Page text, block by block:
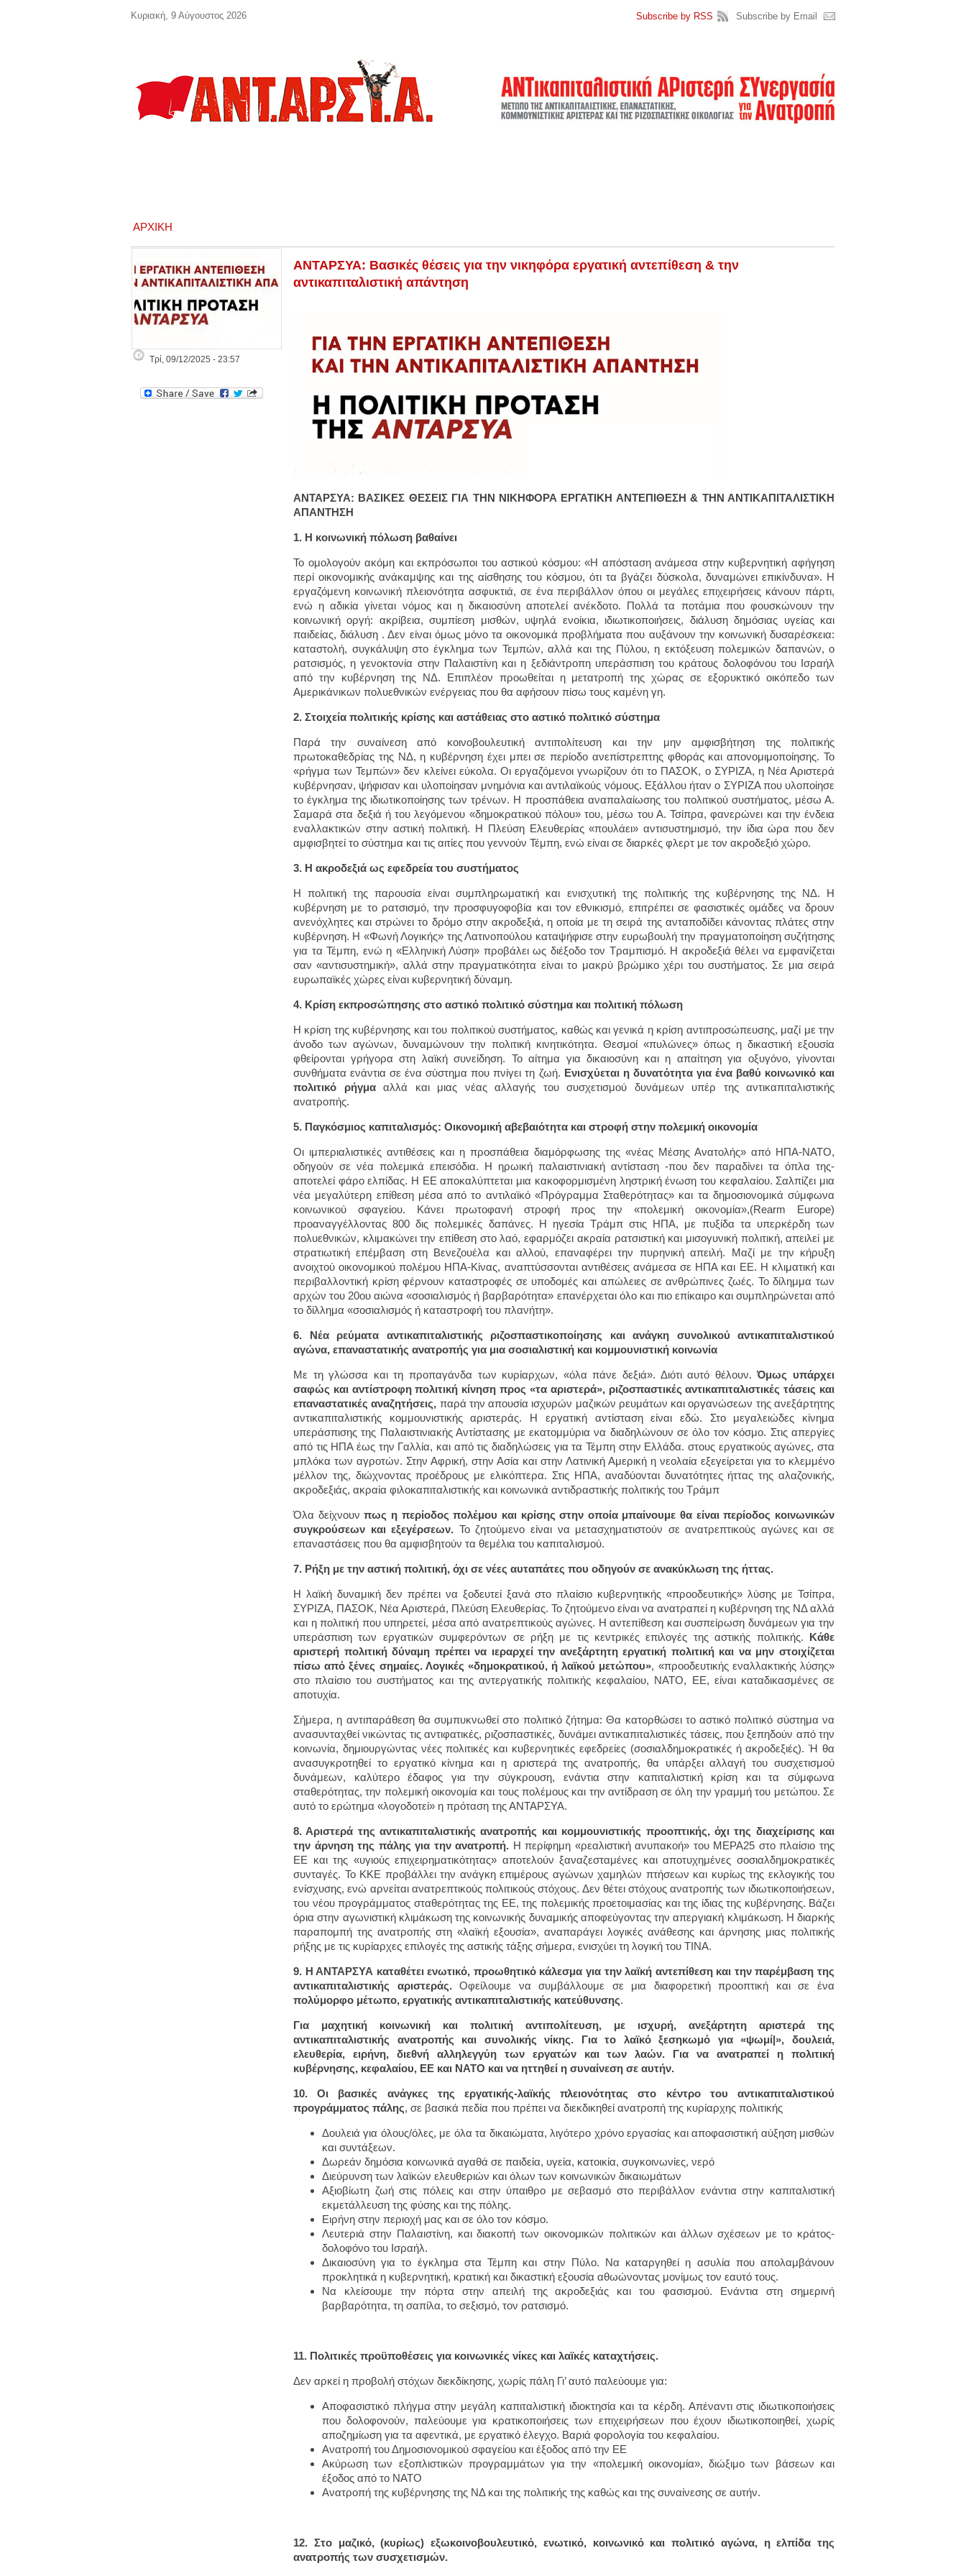
ΑΡΧΙΚΉ
Τρί, 09/12/2025 - 23:57
ΑΝΤΑΡΣΥΑ: Βασικές θέσεις για την νικηφόρα εργατική αντεπίθεση & την
αντικαπιταλιστική απάντηση
ΑΝΤΑΡΣΥΑ: ΒΑΣΙΚΕΣ ΘΕΣΕΙΣ ΓΙΑ ΤΗΝ ΝΙΚΗΦΟΡΑ ΕΡΓΑΤΙΚΗ ΑΝΤΕΠΙΘΕΣΗ & ΤΗΝ ΑΝΤΙΚΑΠΙΤΑΛΙΣΤΙΚΗ
ΑΠΑΝΤΗΣΗ
1. Η κοινωνική πόλωση βαθαίνει
Το ομολογούν ακόμη και εκπρόσωποι του αστικού κόσμου: «Η απόσταση ανάμεσα στην κυβερνητική αφήγηση
περί οικονομικής ανάκαμψης και της αίσθησης του κόσμου, ότι τα βγάζει δύσκολα, δυναμώνει επικίνδυνα». Η
εργαζόμενη κοινωνική πλειονότητα ασφυκτιά, σε ένα περιβάλλον όπου οι μεγάλες επιχειρήσεις κάνουν πάρτι,
ενώ η αδικία γίνεται νόμος και η δικαιοσύνη αποτελεί ανέκδοτο. Πολλά τα ποτάμια που φουσκώνουν την
κοινωνική οργή: ακρίβεια, συμπίεση μισθών, υψηλά ενοίκια, ιδιωτικοποιήσεις, διάλυση δημόσιας υγείας και
παιδείας, διάλυση . Δεν είναι όμως μόνο τα οικονομικά προβλήματα που αυξάνουν την κοινωνική δυσαρέσκεια:
καταστολή, συγκάλυψη στο έγκλημα των Τεμπών, αλλά και της Πύλου, η εκτόξευση πολεμικών δαπανών, ο
ρατσισμός, η γενοκτονία στην Παλαιστίνη και η ξεδιάντροπη υπεράσπιση του κράτους δολοφόνου του Ισραήλ
από την κυβέρνηση της ΝΔ. Επιπλέον προωθείται η μετατροπή της χώρας σε εξορυκτικό οικόπεδο των
Αμερικάνικων πολυεθνικών ενέργειας που θα αφήσουν πίσω τους καμένη γη.
2. Στοιχεία πολιτικής κρίσης και αστάθειας στο αστικό πολιτικό σύστημα
Παρά την συναίνεση από κοινοβουλευτική αντιπολίτευση και την μην αμφισβήτηση της πολιτικής
πρωτοκαθεδρίας της ΝΔ, η κυβέρνηση έχει μπει σε περίοδο ανεπίστρεπτης φθοράς και απονομιμοποίησης. Το
«ρήγμα των Τεμπών» δεν κλείνει εύκολα. Οι εργαζόμενοι γνωρίζουν ότι το ΠΑΣΟΚ, ο ΣΥΡΙΖΑ, η Νέα Αριστερά
κυβέρνησαν, ψήφισαν και υλοποίησαν μνημόνια και αντιλαϊκούς νόμους. Εξάλλου ήταν ο ΣΥΡΙΖΑ που υλοποίησε
το έγκλημα της ιδιωτικοποίησης των τρένων. Η προσπάθεια αναπαλαίωσης του πολιτικού συστήματος, μέσω Α.
Σαμαρά στα δεξιά ή του λεγόμενου «δημοκρατικού πόλου» του, μέσω του Α. Τσίπρα, φανερώνει και την ένδεια
εναλλακτικών στην αστική πολιτική. Η Πλεύση Ελευθερίας «πουλάει» αντισυστημισμό, την ίδια ώρα που δεν
αμφισβητεί το σύστημα και τις αιτίες που γεννούν Τέμπη, ενώ είναι σε διαρκές φλερτ με τον ακροδεξιό χώρο.
3. Η ακροδεξιά ως εφεδρεία του συστήματος
Η πολιτική της παρουσία είναι συμπληρωματική και ενισχυτική της πολιτικής της κυβέρνησης της ΝΔ. Η
κυβέρνηση με το ρατσισμό, την προσφυγοφοβία και τον εθνικισμό, επιτρέπει σε φασιστικές ομάδες να δρουν
ανενόχλητες και στρώνει το δρόμο στην ακροδεξιά, η οποία με τη σειρά της ανταποδίδει κάνοντας πλάτες στην
κυβέρνηση. Η «Φωνή Λογικής» της Λατινοπούλου καταψήφισε στην ευρωβουλή την πραγματοποίηση συζήτησης
για τα Τέμπη, ενώ η «Ελληνική Λύση» προβάλει ως διέξοδο τον Τραμπισμό. Η ακροδεξιά θέλει να εμφανίζεται
σαν «αντισυστημική», αλλά στην πραγματικότητα είναι το μακρύ βρώμικο χέρι του συστήματος. Σε μια σειρά
ευρωπαϊκές χώρες είναι κυβερνητική δύναμη.
4. Κρίση εκπροσώπησης στο αστικό πολιτικό σύστημα και πολιτική πόλωση
Η κρίση της κυβέρνησης και του πολιτικού συστήματος, καθώς και γενικά η κρίση αντιπροσώπευσης, μαζί με την
άνοδο των αγώνων, δυναμώνουν την πολιτική κινητικότητα. Θεσμοί «πυλώνες» όπως η δικαστική εξουσία
φθείρονται γρήγορα στη λαϊκή συνείδηση. Το αίτημα για δικαιοσύνη και η απαίτηση για οξυγόνο, γίνονται
συνθήματα ενάντια σε ένα σύστημα που πνίγει τη ζωή. Ενισχύεται η δυνατότητα για ένα βαθύ κοινωνικό και
πολιτικό ρήγμααλλά και μιας νέας αλλαγής του συσχετισμού δυνάμεων υπέρ της αντικαπιταλιστικής
ανατροπής.
5. Παγκόσμιος καπιταλισμός: Οικονομική αβεβαιότητα και στροφή στην πολεμική οικονομία
Οι ιμπεριαλιστικές αντιθέσεις και η προσπάθεια διαμόρφωσης της «νέας Μέσης Ανατολής» από ΗΠΑ-ΝΑΤΟ,
οδηγούν σε νέα πολεμικά επεισόδια. Η ηρωική παλαιστινιακή αντίσταση -που δεν παραδίνει τα όπλα της-
αποτελεί φάρο ελπίδας. Η ΕΕ αποκαλύπτεται μια κακοφορμισμένη ληστρική ένωση του κεφαλαίου. Σαλπίζει μια
νέα μεγαλύτερη επίθεση μέσα από το αντιλαϊκό «Πρόγραμμα Σταθερότητας» και τα δημοσιονομικά σύμφωνα
κοινωνικού σφαγείου. Κάνει πρωτοφανή στροφή προς την «πολεμική οικονομία»,(Rearm Europe)
προαναγγέλλοντας 800 δις πολεμικές δαπάνες. Η ηγεσία Τράμπ στις ΗΠΑ, με πυξίδα τα υπερκέρδη των
πολυεθνικών, κλιμακώνει την επίθεση στο λαό, εφαρμόζει ακραία ρατσιστική και μισογυνική πολιτική, απειλεί με
στρατιωτική επέμβαση στη Βενεζουέλα και αλλού, επαναφέρει την πυρηνική απειλή. Μαζί με την κήρυξη
ανοιχτού οικονομικού πολέμου ΗΠΑ-Κίνας, αναπτύσσονται αντιθέσεις ανάμεσα σε ΗΠΑ και ΕΕ. Η κλιματική και
περιβαλλοντική κρίση φέρνουν καταστροφές σε υποδομές και απώλειες σε ανθρώπινες ζωές. Το δίλημμα των
αρχών του 20ου αιώνα «σοσιαλισμός ή βαρβαρότητα» επανέρχεται όλο και πιο επίκαιρο και συμπληρώνεται από
το δίλλημα «σοσιαλισμός ή καταστροφή του πλανήτη».
6. Νέα ρεύματα αντικαπιταλιστικής ριζοσπαστικοποίησης και ανάγκη συνολικού αντικαπιταλιστικού
αγώνα, επαναστατικής ανατροπής για μια σοσιαλιστική και κομμουνιστική κοινωνία
Με τη γλώσσα και τη προπαγάνδα των κυρίαρχων, «όλα πάνε δεξιά». Διότι αυτό θέλουν.Όμως υπάρχει
σαφώς και αντίστροφη πολιτική κίνηση προς «τα αριστερά», ριζοσπαστικές αντικαπιταλιστικές τάσεις και
επαναστατικές αναζητήσεις, παρά την απουσία ισχυρών μαζικών ρευμάτων και οργανώσεων της ανεξάρτητης
αντικαπιταλιστικής κομμουνιστικής αριστεράς. Η εργατική αντίσταση είναι εδώ. Στο μεγαλειώδες κίνημα
υπεράσπισης της Παλαιστινιακής Αντίστασης με εκατομμύρια να διαδηλώνουν σε όλο τον κόσμο. Στις απεργίες
από τις ΗΠΑ έως την Γαλλία, και από τις διαδηλώσεις για τα Τέμπη στην Ελλάδα. στους εργατικούς αγώνες, στα
μπλόκα των αγροτών. Στην Αφρική, στην Ασία και στην Λατινική Αμερική η νεολαία εξεγείρεται για το κλεμμένο
μέλλον της, διώχνοντας προέδρους με ελικόπτερα. Στις ΗΠΑ, αναδύονται δυνατότητες ήττας της αλαζονικής,
ακροδεξιάς, ακραία φιλοκαπιταλιστικής και κοινωνικά αντιδραστικής πολιτικής του Τράμπ
Όλα δείχνουνπως η περίοδος πολέμου και κρίσης στην οποία μπαίνουμε θα είναι περίοδος κοινωνικών
συγκρούσεων και εξεγέρσεων. Το ζητούμενο είναι να μετασχηματιστούν σε ανατρεπτικούς αγώνες και σε
επαναστάσεις που θα αμφισβητούν τα θεμέλια του καπιταλισμού.
7. Ρήξη με την αστική πολιτική, όχι σε νέες αυταπάτες που οδηγούν σε ανακύκλωση της ήττας.
Η λαϊκή δυναμική δεν πρέπει να ξοδευτεί ξανά στο πλαίσιο κυβερνητικής «προοδευτικής» λύσης με Τσίπρα,
ΣΥΡΙΖΑ, ΠΑΣΟΚ, Νέα Αριστερά, Πλεύση Ελευθερίας. Το ζητούμενο είναι να ανατραπεί η κυβέρνηση της ΝΔ αλλά
και η πολιτική που υπηρετεί, μέσα από ανατρεπτικούς αγώνες. Η αντεπίθεση και συσπείρωση δυνάμεων για την
υπεράσπιση των εργατικών συμφερόντων σε ρήξη με τις κεντρικές επιλογές της αστικής πολιτικής. Κάθε
αριστερή πολιτική δύναμη πρέπει να ιεραρχεί την ανεξάρτητη εργατική πολιτική και να μην στοιχίζεται
πίσω από ξένες σημαίες. Λογικές «δημοκρατικού, ή λαϊκού μετώπου», «προοδευτικής εναλλακτικής λύσης»
στο πλαίσιο του συστήματος και της αντεργατικής πολιτικής κεφαλαίου, ΝΑΤΟ, ΕΕ, είναι καταδικασμένες σε
αποτυχία.
Σήμερα, η αντιπαράθεση θα συμπυκνωθεί στο πολιτικό ζήτημα: Θα κατορθώσει το αστικό πολιτικό σύστημα να
ανασυνταχθεί νικώντας τις αντιφατικές, ριζοσπαστικές, δυνάμει αντικαπιταλιστικές τάσεις, που ξεπηδούν από την
κοινωνία, δημιουργώντας νέες πολιτικές και κυβερνητικές εφεδρείες (σοσιαλδημοκρατικές ή ακροδεξιές). Ή θα
ανασυγκροτηθεί το εργατικό κίνημα και η αριστερά της ανατροπής, θα υπάρξει αλλαγή του συσχετισμού
δυνάμεων, καλύτερο έδαφος για την σύγκρουση, ενάντια στην καπιταλιστική κρίση και τα σύμφωνα
σταθερότητας, την πολεμική οικονομία και τους πολέμους και την αντίδραση σε όλη την γραμμή του μετώπου. Σε
αυτό το ερώτημα «λογοδοτεί» η πρόταση της ΑΝΤΑΡΣΥΑ.
8. Αριστερά της αντικαπιταλιστικής ανατροπής και κομμουνιστικής προοπτικής, όχι της διαχείρισης και
την άρνηση της πάλης για την ανατροπή. Η περίφημη «ρεαλιστική ανυπακοή» του ΜΕΡΑ25 στο πλαίσιο της
ΕΕ και της «υγιούς επιχειρηματικότητας» αποτελούν ξαναζεσταμένες και αποτυχημένες σοσιαλδημοκρατικές
συνταγές. Το ΚΚΕ προβάλλει την ανάγκη επιμέρους αγώνων χαμηλών πτήσεων και κυρίως της εκλογικής του
ενίσχυσης, ενώ αρνείται ανατρεπτικούς πολιτικούς στόχους. Δεν θέτει στόχους ανατροπής των ιδιωτικοποιήσεων,
του νέου προγράμματος σταθερότητας της ΕΕ, της πολεμικής προετοιμασίας και της ίδιας της κυβέρνησης. Βάζει
όρια στην αγωνιστική κλιμάκωση της κοινωνικής δυναμικής αποφεύγοντας την απεργιακή κλιμάκωση. Η διαρκής
παραπομπή της ανατροπής στη «λαϊκή εξουσία», αναπαράγει λογικές ανάθεσης και άρνησης μιας πολιτικής
ρήξης με τις κυρίαρχες επιλογές της αστικής τάξης σήμερα, ενισχύει τη λογική του ΤΙΝΑ.
9. Η ΑΝΤΑΡΣΥΑ καταθέτει ενωτικό, προωθητικό κάλεσμα για την λαϊκή αντεπίθεση και την παρέμβαση της
αντικαπιταλιστικής αριστεράς.Οφείλουμε να συμβάλλουμε σε μια διαφορετική προοπτική και σε ένα
πολύμορφο μέτωπο, εργατικής αντικαπιταλιστικής κατεύθυνσης.
Για μαχητική κοινωνική και πολιτική αντιπολίτευση, με ισχυρή, ανεξάρτητη αριστερά της
αντικαπιταλιστικής ανατροπής και συνολικής νίκης. Για το λαϊκό ξεσηκωμό για «ψωμί|», δουλειά,
ελευθερία, ειρήνη, διεθνή αλληλεγγύη των εργατών και των λαών. Για να ανατραπεί η πολιτική
κυβέρνησης, κεφαλαίου, ΕΕ και ΝΑΤΟ και να ηττηθεί η συναίνεση σε αυτήν.
10. Οι βασικές ανάγκες της εργατικής-λαϊκής πλειονότητας στο κέντρο του αντικαπιταλιστικού
προγράμματος πάλης, σε βασικά πεδία που πρέπει να διεκδικηθεί ανατροπή της κυρίαρχης πολιτικής
Δουλειά για όλους/όλες, με όλα τα δικαιώματα, λιγότερο χρόνο εργασίας και αποφασιστική αύξηση μισθών
και συντάξεων.
Δωρεάν δημόσια κοινωνικά αγαθά σε παιδεία, υγεία, κατοικία, συγκοινωνίες, νερό
Διεύρυνση των λαϊκών ελευθεριών και όλων των κοινωνικών δικαιωμάτων
Αξιοβίωτη ζωή στις πόλεις και στην ύπαιθρο με σεβασμό στο περιβάλλον ενάντια στην καπιταλιστική
εκμετάλλευση της φύσης και της πόλης.
Ειρήνη στην περιοχή μας και σε όλο τον κόσμο.
Λευτεριά στην Παλαιστίνη, και διακοπή των οικονομικών πολιτικών και άλλων σχέσεων με το κράτος-
δολοφόνο του Ισραήλ.
Δικαιοσύνη για το έγκλημα στα Τέμπη και στην Πύλο. Να καταργηθεί η ασυλία που απολαμβάνουν
προκλητικά η κυβερνητική, κρατική και δικαστική εξουσία αθωώνοντας μονίμως τον εαυτό τους.
Να κλείσουμε την πόρτα στην απειλή της ακροδεξιάς και του φασισμού. Ενάντια στη σημερινή
βαρβαρότητα, τη σαπίλα, το σεξισμό, τον ρατσισμό.
11. Πολιτικές προϋποθέσεις για κοινωνικές νίκες και λαϊκές καταχτήσεις.
Δεν αρκεί η προβολή στόχων διεκδίκησης, χωρίς πάλη Γι’ αυτό παλεύουμε για:
Αποφασιστικό πλήγμα στην μεγάλη καπιταλιστική ιδιοκτησία και τα κέρδη. Απέναντι στις ιδιωτικοποιήσεις
που δολοφονούν, παλεύουμε για κρατικοποιήσεις των επιχειρήσεων που έχουν ιδιωτικοποιηθεί, χωρίς
αποζημίωση για τα αφεντικά, με εργατικό έλεγχο. Βαριά φορολογία του κεφαλαίου.
Ανατροπή του Δημοσιονομικού σφαγείου και έξοδος από την ΕΕ
Ακύρωση των εξοπλιστικών προγραμμάτων για την «πολεμική οικονομία», διώξιμο των βάσεων και
έξοδος από το ΝΑΤΟ
Ανατροπή της κυβέρνησης της ΝΔ και της πολιτικής της καθώς και της συναίνεσης σε αυτήν.
12. Στο μαζικό, (κυρίως) εξωκοινοβουλευτικό, ενωτικό, κοινωνικό και πολιτικό αγώνα, η ελπίδα της
ανατροπής των συσχετισμών.
Κυριακή, 9 Αύγουστος 2026 Subscribe by RSS Subscribe by Email